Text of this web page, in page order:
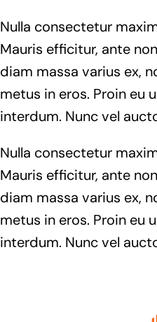
Nulla consectetur
Mauris efficitur, ante
diam massa varius ex,
metus in eros. Proin eu
interdum. Nunc vel
Nulla consectetur
Mauris efficitur, ante
diam massa varius ex,
metus in eros. Proin eu
interdum. Nunc vel